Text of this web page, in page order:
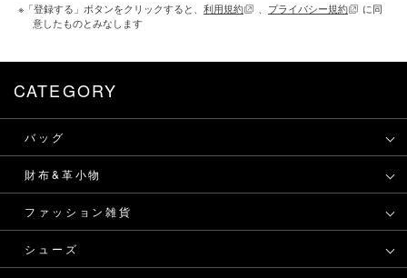
※「登録する」ボタンをクリックすると、 利用規約 、 プライバシー規約
に同
意したものとみなします
CATEGORY
バッグ
財布&革小物
ファッション雑貨
シューズ